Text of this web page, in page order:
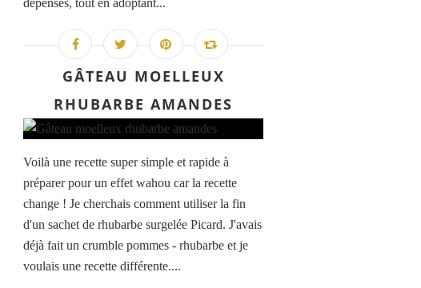
dépenses, tout en adoptant...
GÂTEAU MOELLEUX
RHUBARBE AMANDES
Voilà une recette super simple et rapide à
préparer pour un effet wahou car la recette
change ! Je cherchais comment utiliser la fin
d'un sachet de rhubarbe surgelée Picard. J'avais
déjà fait un crumble pommes - rhubarbe et je
voulais une recette différente....